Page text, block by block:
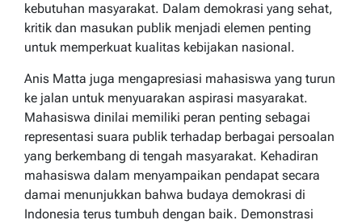
kebutuhan masyarakat. Dalam demokrasi yang sehat,
kritik dan masukan publik menjadi elemen penting
untuk memperkuat kualitas kebijakan nasional.
Anis Matta juga mengapresiasi mahasiswa yang turun
ke jalan untuk menyuarakan aspirasi masyarakat.
Mahasiswa dinilai memiliki peran penting sebagai
representasi suara publik terhadap berbagai persoalan
yang berkembang di tengah masyarakat. Kehadiran
mahasiswa dalam menyampaikan pendapat secara
damai menunjukkan bahwa budaya demokrasi di
Indonesia terus tumbuh dengan baik. Demonstrasi